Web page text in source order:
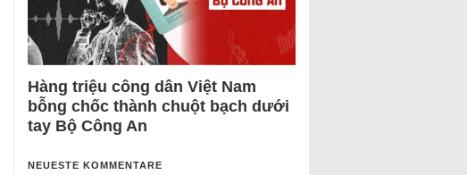
Hàng triệu công dân Việt Nam
bỗng chốc thành chuột bạch dưới
tay Bộ Công An
NEUESTE KOMMENTARE